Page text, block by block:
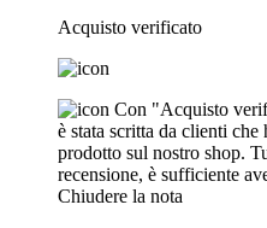
Acquisto verificato
Con "Acquisto
è stata scritta da clienti
prodotto sul nostro shop.
recensione, è sufficiente
Chiudere la nota